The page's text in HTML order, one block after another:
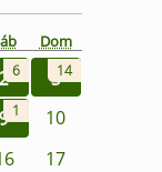
Dom
26 314
9 1
10
17